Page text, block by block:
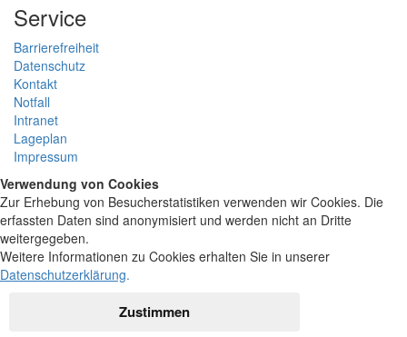
Service
Barrierefreiheit
Datenschutz
Kontakt
Notfall
Intranet
Lageplan
Impressum
Verwendung von Cookies
Zur Erhebung von Besucherstatistiken verwenden wir Cookies. Die
erfassten Daten sind anonymisiert und werden nicht an Dritte
weitergegeben.
Weitere Informationen zu Cookies erhalten Sie in unserer
Datenschutzerklärung.
Zustimmen